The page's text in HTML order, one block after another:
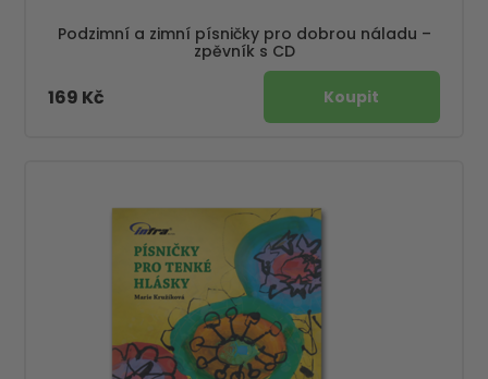
Podzimní a zimní písničky pro dobrou náladu –
zpěvník s CD
169 Kč